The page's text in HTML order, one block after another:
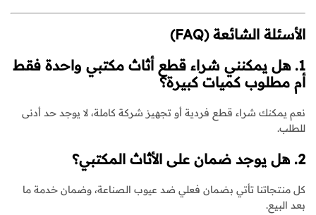
الأسئلة الشائعة (FAQ)
1. هل يمكنني شراء قطع أثاث مكتبي واحدة فقط
أم مطلوب كميات كبيرة؟
نعم يمكنك شراء قطع فردية أو تجهيز شركة كاملة، لا يوجد حد أدنى
للطلب.
2. هل يوجد ضمان على الأثاث المكتبي؟
كل منتجاتنا تأتي بضمان فعلي ضد عيوب الصناعة، وضمان خدمة ما
بعد البيع.